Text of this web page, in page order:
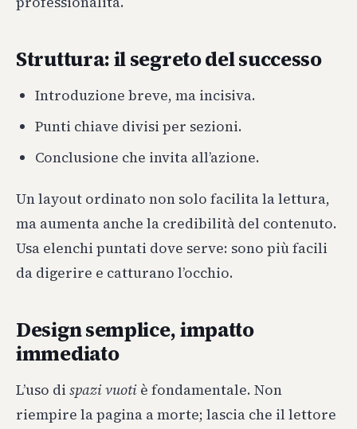
Struttura: il segreto del successo
Introduzione breve, ma incisiva.
Punti chiave divisi per sezioni.
Conclusione che invita all’azione.
Un layout ordinato non solo facilita la lettura,
ma aumenta anche la credibilità del contenuto.
Usa elenchi puntati dove serve: sono più facili
da digerire e catturano l’occhio.
Design semplice, impatto
immediato
L’uso dispazi vuoti è fondamentale. Non
riempire la pagina a morte; lascia che il lettore